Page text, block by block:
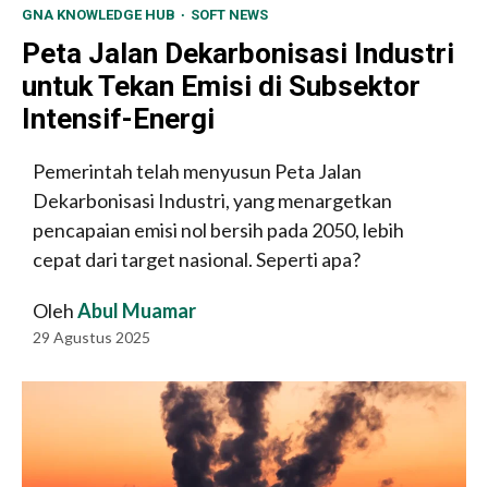
GNA KNOWLEDGE HUB SOFT NEWS
Peta Jalan Dekarbonisasi Industri
untuk Tekan Emisi di Subsektor
Intensif-Energi
Pemerintah telah menyusun Peta Jalan
Dekarbonisasi Industri, yang menargetkan
pencapaian emisi nol bersih pada 2050, lebih
cepat dari target nasional. Seperti apa?
OlehAbul Muamar
29 Agustus 2025